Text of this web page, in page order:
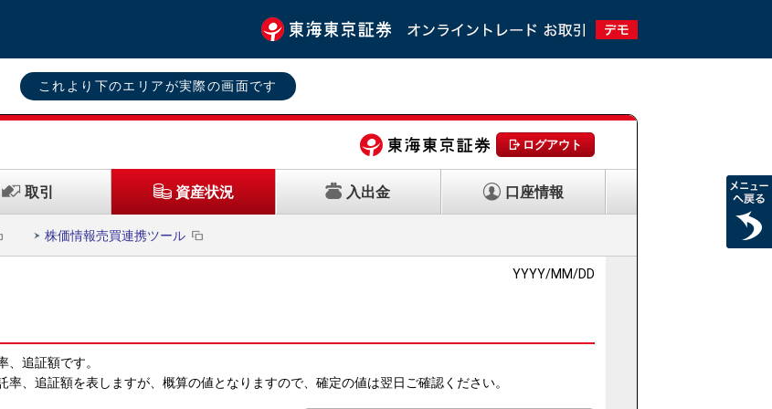
これより下のエリアが実際の画面です
ログアウト
取引 資産状況 入出金 口座情報
株価情報売買連携ツール
YYYY/MM/DD
追証額です。
、追証額を表しますが、概算の値となりますので、確定の値は翌日ご確認ください。